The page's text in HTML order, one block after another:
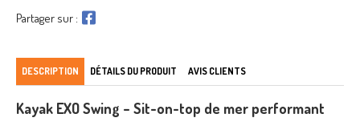
DESCRIPTION DÉTAILS DU PRODUIT AVIS CLIENTS
Kayak EXO Swing – Sit-on-top de mer performant
Partager sur :